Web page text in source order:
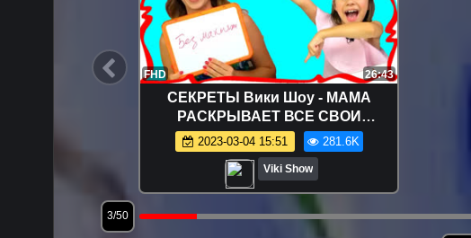
FHD 26:43
СЕКРЕТЫ Вики Шоу - МАМА
РАСКРЫВАЕТ ВСЕ СВОИ
СЕКРЕТЫ Челлендж Кто Лучше
Знает Маму / Вики Шоу
2023-03-04 15:51 281.6K
Viki Show
3/50